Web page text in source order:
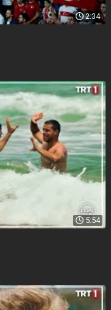
2:34
5:54